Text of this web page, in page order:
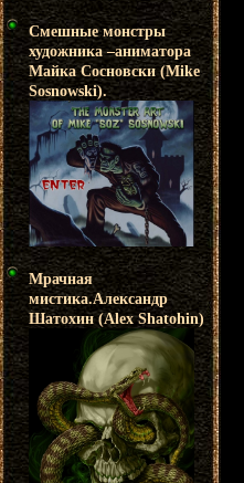
Смешные монстры
художника –аниматора
Майка Сосновски (Mike
Sosnowski).
Мрачная
мистика.Александр
Шатохин (Alex Shatohin)